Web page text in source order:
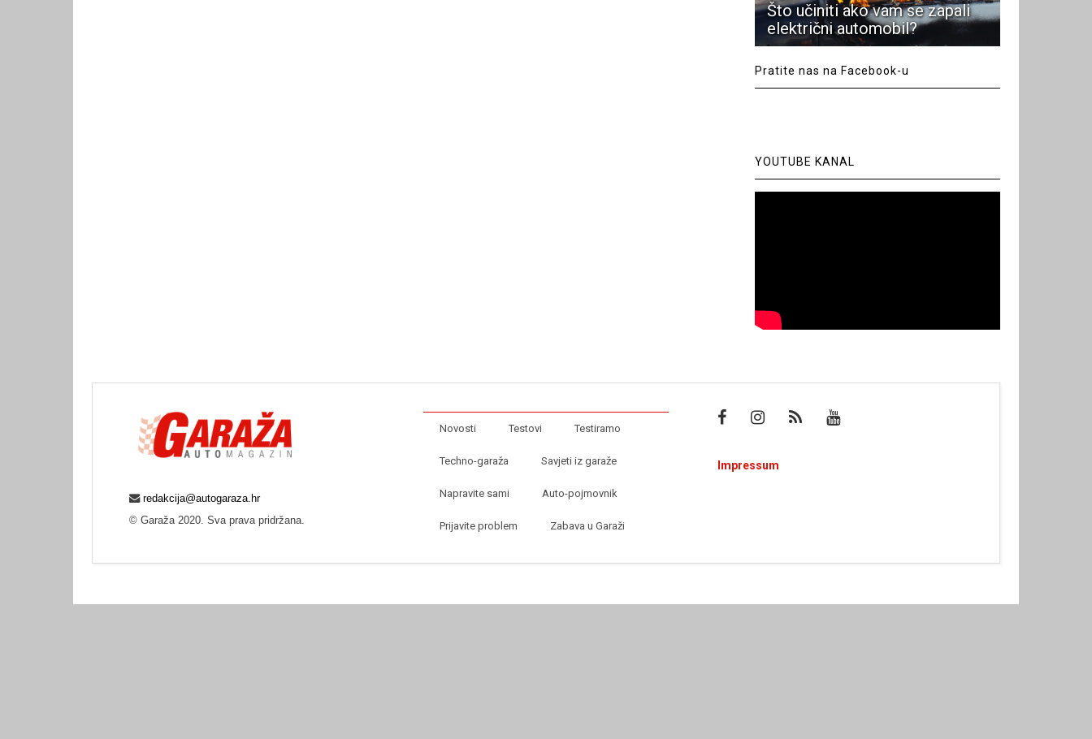
Što učiniti ako vam se zapali
električni automobil?
Pratite nas na Facebook-u
YOUTUBE KANAL
redakcija@autogaraza.hr
© Garaža 2020. Sva prava pridržana.
Novosti Testovi Testiramo
Techno-garaža Savjeti iz garaže
Napravite sami Auto-pojmovnik
Prijavite problem Zabava u Garaži
Impressum